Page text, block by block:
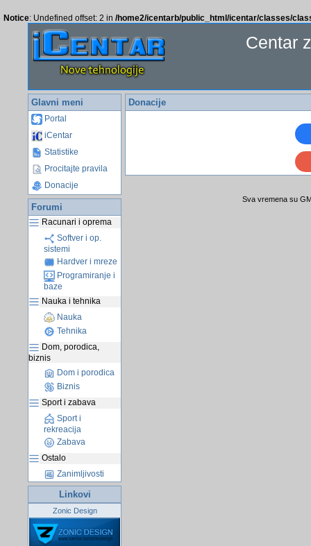
Notice: Undefined offset: 2 in /home2/icentarb/public_html/icentar/classes/
Centar
Glavni meni
Portal
iCentar
Statistike
Procitajte pravila
Donacije
Forumi
Racunari i oprema
Softver i op.
sistemi
Hardver i mreze
Programiranje i
baze
Nauka i tehnika
Nauka
Tehnika
Dom, porodica,
biznis
Dom i porodica
Biznis
Sport i zabava
Sport i
rekreacija
Zabava
Ostalo
Zanimljivosti
Linkovi
Zonic Design
Donacije
Sva vremena su